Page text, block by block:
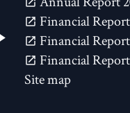
Site map